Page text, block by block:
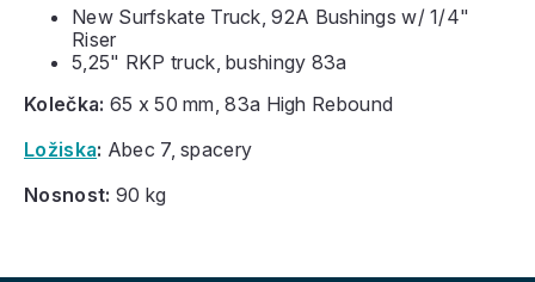
New Surfskate Truck, 92A Bushings w/ 1/4"
Riser
5,25" RKP truck, bushingy 83a
Kolečka: 65 x 50 mm, 83a High Rebound
Ložiska: Abec 7, spacery
Nosnost: 90 kg